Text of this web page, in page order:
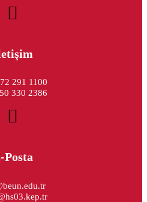
291 1100
330 2386
Posta